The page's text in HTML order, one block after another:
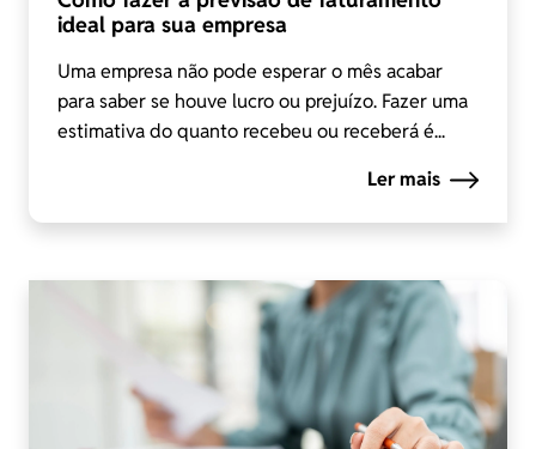
ideal para sua empresa
Uma empresa não pode esperar o mês acabar
para saber se houve lucro ou prejuízo. Fazer uma
estimativa do quanto recebeu ou receberá é...
Ler mais